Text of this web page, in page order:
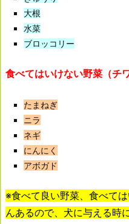
大根
水菜
ブロッコリー
食べてはいけない野菜（チ
たまねぎ
ニラ
ネギ
にんにく
アボガド
※食べて良い野菜、食べて
んあるので、犬に与える時